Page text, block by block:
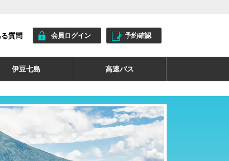
質問 会員ログイン 予約確認
伊豆七島 高速バス